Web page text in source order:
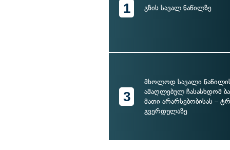
1 გზის სავალ ნაწილზე
3
მხოლოდ სავალი
ამაღლებულ ჩასასხდომ
მათი არარსებობისას –
გვერდულაზე